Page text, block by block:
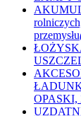
przemysłu